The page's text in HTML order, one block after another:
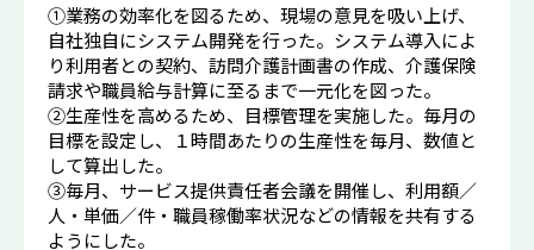
①業務の効率化を図るため、現場の意見を吸い上げ、
自社独自にシステム開発を行った。システム導入によ
り利用者との契約、訪問介護計画書の作成、介護保険
請求や職員給与計算に至るまで一元化を図った。
②生産性を高めるため、目標管理を実施した。毎月の
目標を設定し、１時間あたりの生産性を毎月、数値と
して算出した。
③毎月、サービス提供責任者会議を開催し、利用額／
人・単価／件・職員稼働率状況などの情報を共有する
ようにした。